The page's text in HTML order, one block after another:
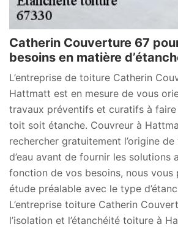
Catherin Couverture 67
besoins en matière
L’entreprise de toiture Catherin
Hattmatt est en mesure de vous
travaux préventifs et curatifs à
toit soit étanche. Couvreur à
rechercher gratuitement l’origine
d’eau avant de fournir les solutions
fonction de vos besoins, nous vous
étude préalable avec le type
L’entreprise toiture Catherin
l’isolation et l’étanchéité toiture à